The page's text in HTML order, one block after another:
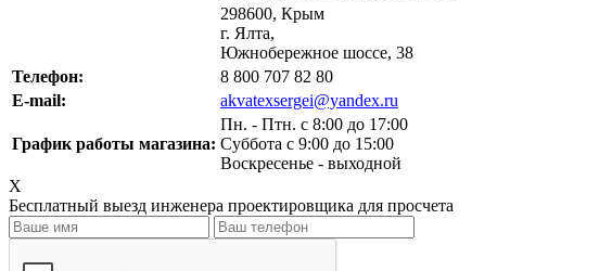
298600, Крым
г. Ялта,
Южнобережное шоссе, 38
Телефон:
8 800 707 82 80
E-mail:
akvatexsergei@yandex.ru
График работы магазина:
Пн. - Птн. с 8:00 до 17:00
Суббота с 9:00 до 15:00
Воскресенье - выходной
X
Бесплатный выезд инженера проектировщика для просчета